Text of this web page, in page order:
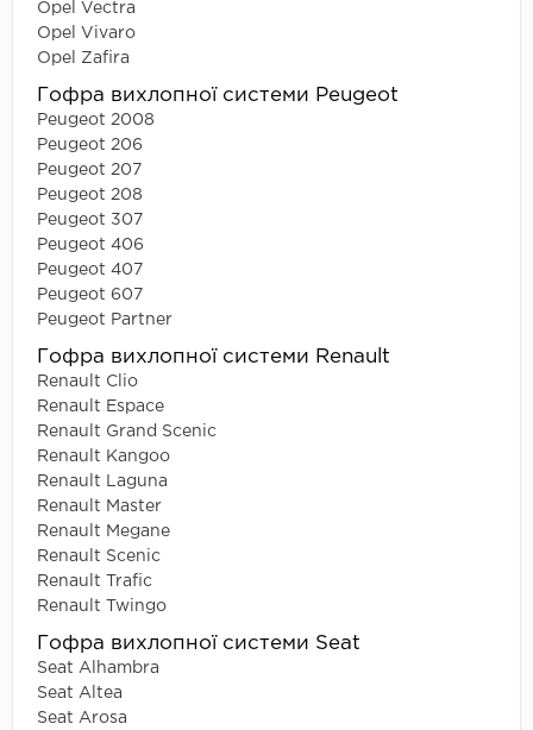
Opel Vectra
Opel Vivaro
Opel Zafira
Гофра вихлопної системи Peugeot
Peugeot 2008
Peugeot 206
Peugeot 207
Peugeot 208
Peugeot 307
Peugeot 406
Peugeot 407
Peugeot 607
Peugeot Partner
Гофра вихлопної системи Renault
Renault Clio
Renault Espace
Renault Grand Scenic
Renault Kangoo
Renault Laguna
Renault Master
Renault Megane
Renault Scenic
Renault Trafic
Renault Twingo
Гофра вихлопної системи Seat
Seat Alhambra
Seat Altea
Seat Arosa